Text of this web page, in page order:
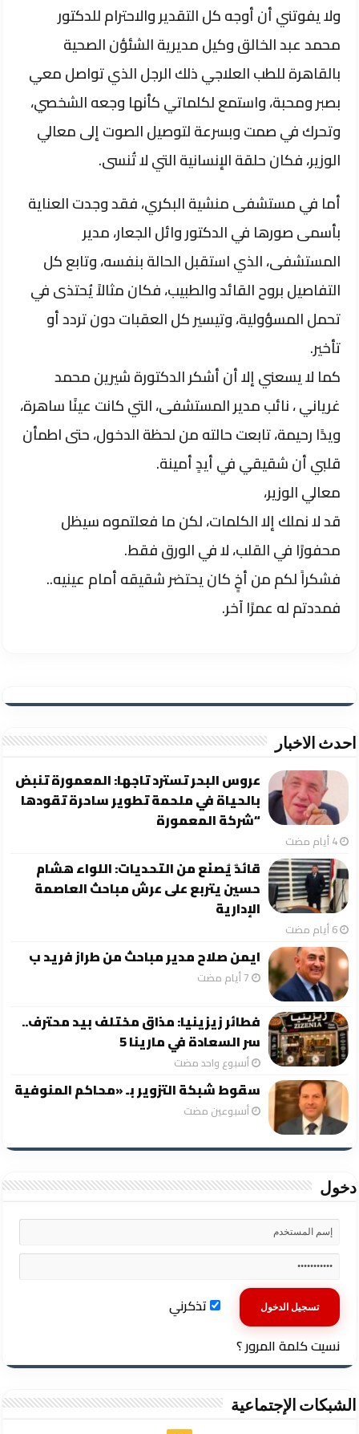
ولا يفوتني أن أوجه كل التقدير والاحترام للدكتور
محمد عبد الخالق وكيل مديرية الشئؤن الصحية
بالقاهرة للطب العلاجي ذلك الرجل الذي تواصل معي
بصبر ومحبة، واستمع لكلماتي كأنها وجعه الشخصي،
وتحرك في صمت وبسرعة لتوصيل الصوت إلى معالي
الوزير، فكان حلقة الإنسانية التي لا تُنسى.
أما في مستشفى منشية البكري، فقد وجدت العناية
بأسمى صورها في الدكتور وائل الجعار، مدير
المستشفى، الذي استقبل الحالة بنفسه، وتابع كل
التفاصيل بروح القائد والطبيب، فكان مثالاً يُحتذى في
تحمل المسؤولية، وتيسير كل العقبات دون تردد أو
تأخير.
كما لا يسعني إلا أن أشكر الدكتورة شيرين محمد
غرياني ، نائب مدير المستشفى، التي كانت عينًا ساهرة،
ويدًا رحيمة، تابعت حالته من لحظة الدخول، حتى اطمأن
قلبي أن شقيقي في أيدٍ أمينة.
معالي الوزير،
قد لا نملك إلا الكلمات، لكن ما فعلتموه سيظل
محفورًا في القلب، لا في الورق فقط.
فشكراً لكم من أخٍ كان يحتضر شقيقه أمام عينيه..
فمددتم له عمرًا آخر.
احدث الاخبار
عروس البحر تسترد تاجها: المعمورة تنبض
بالحياة في ملحمة تطوير ساحرة تقودها
“شركة المعمورة
‏4 أيام مضت
قائدٌ يُصنَع من التحديات: اللواء هشام
حسين يتربع على عرش مباحث العاصمة
الإدارية
‏6 أيام مضت
ايمن صلاح مدير مباحث من طراز فريد ب
فطائر زيزينيا: مذاق مختلف بيد محترف..
سر السعادة في مارينا 5
‏أسبوع واحد مضت
سقوط شبكة التزوير بـ «محاكم المنوفية
‏أسبوعين مضت
دخول
تذكرني
نسيت كلمة المرور ؟
الشبكات الإجتماعية